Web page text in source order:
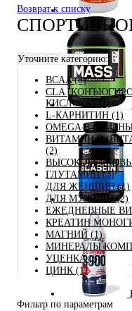
Возврат к списку
Уточните категорию:
BCAA (8)
CLA
КИСЛОТА) (1)
L-КАРНИТИН (1)
OMEGA-3
ВИТАМИН B
(2)
ГЛУТАМИН (3)
ДЛЯ ЖЕНЩИН (1)
ДЛЯ МУЖЧИН (2)
ЕЖЕДНЕВНЫЕ
КРЕАТИН
МАГНИЙ (1)
МИНЕРАЛЫ
УЦЕНКА (5)
ЦИНК (1)
Фильтр по параметрам